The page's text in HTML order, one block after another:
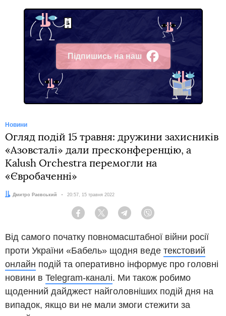
Підпишись на наш
Facebook
Новини
Огляд подій 15 травня: дружини захисників
«Азовсталі» дали пресконференцію, а
Kalush Orchestra перемогли на
«Євробаченні»
Автор:
Дмитро Раєвський Дата:
20:57, 15 травня 2022
Facebook Twitter Telegram
Від самого початку повномасштабної війни росії
проти України «Бабель» щодня веде текстовий
онлайн подій та оперативно інформує про головні
новини в Telegram-каналі. Ми також робимо
щоденний дайджест найголовніших подій дня на
випадок, якщо ви не мали змоги стежити за